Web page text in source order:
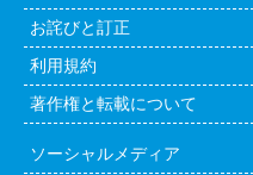
お詫びと訂正
利用規約
著作権と転載について
ソーシャルメディア